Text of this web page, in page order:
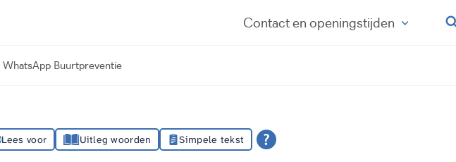
Contacten openingstijden
WhatsApp Buurtpreventie
Lees voor Uitleg woorden Simpele tekst